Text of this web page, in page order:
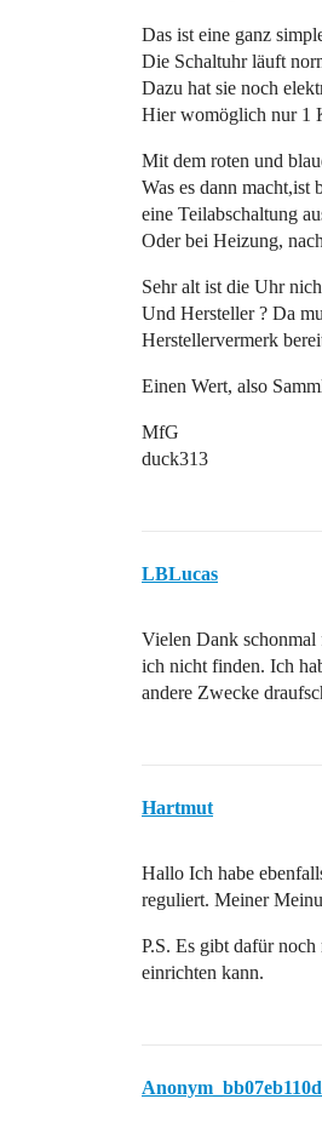
Das ist eine ganz
Die Schaltuhr läuft
Dazu hat sie noch
Hier womöglich nur 1
Mit dem roten und
Was es dann
eine Teilabschaltung
Oder bei Heizung,
Sehr alt ist die Uhr
Und Hersteller ? Da
Herstellervermerk
Einen Wert, also
MfG
duck313
LBLucas
Vielen Dank schonmal
ich nicht finden. Ich
andere Zwecke
Hartmut
Hallo Ich habe
reguliert. Meiner
P.S. Es gibt dafür
einrichten kann.